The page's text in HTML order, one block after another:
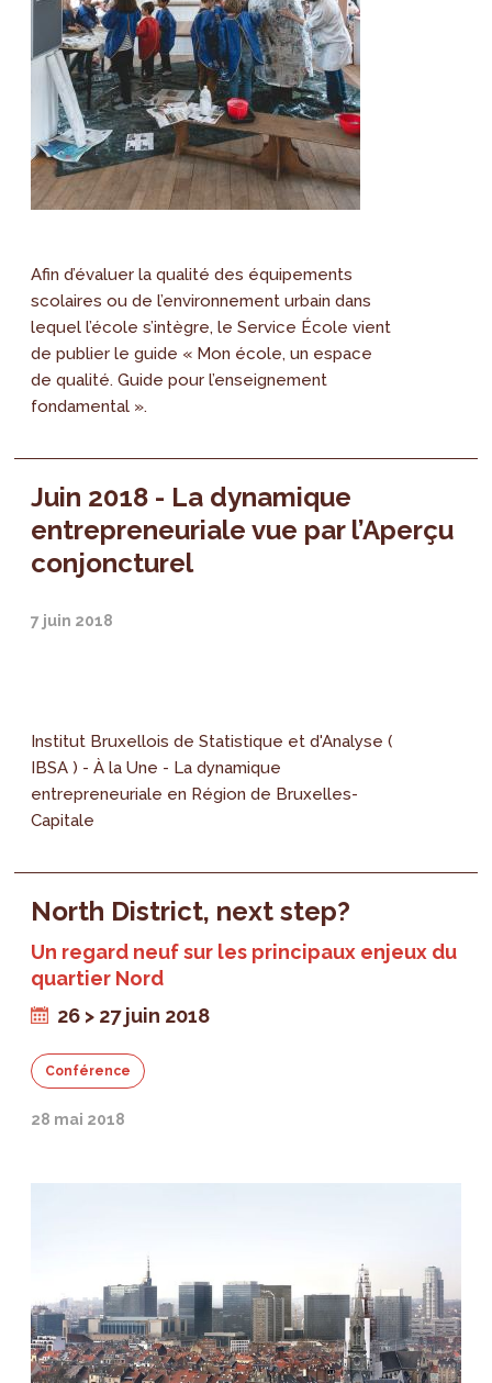
Afin d’évaluer la qualité des équipements
scolaires ou de l’environnement urbain dans
lequel l’école s’intègre, le Service École vient
de publier le guide « Mon école, un espace
de qualité. Guide pour l’enseignement
fondamental ».
Juin 2018 - La dynamique
entrepreneuriale vue par l’Aperçu
conjoncturel
7 juin 2018
Institut Bruxellois de Statistique et d'Analyse (
IBSA ) - À la Une - La dynamique
entrepreneuriale en Région de Bruxelles-
Capitale
North District, next step?
Un regard neuf sur les principaux enjeux du
quartier Nord
26 > 27 juin 2018
Conférence
28 mai 2018